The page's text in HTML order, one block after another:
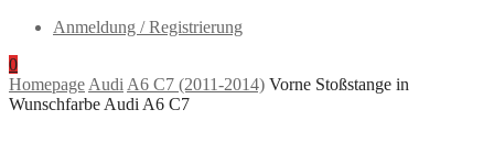
Anmeldung / Registrierung
0
Homepage Audi A6 C7 (2011-2014) Vorne Stoßstange in
Wunschfarbe Audi A6 C7